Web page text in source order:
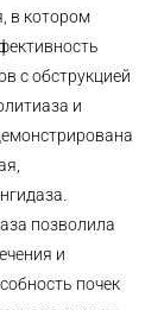
в котором
с обструкцией
и
позволила
и
почек